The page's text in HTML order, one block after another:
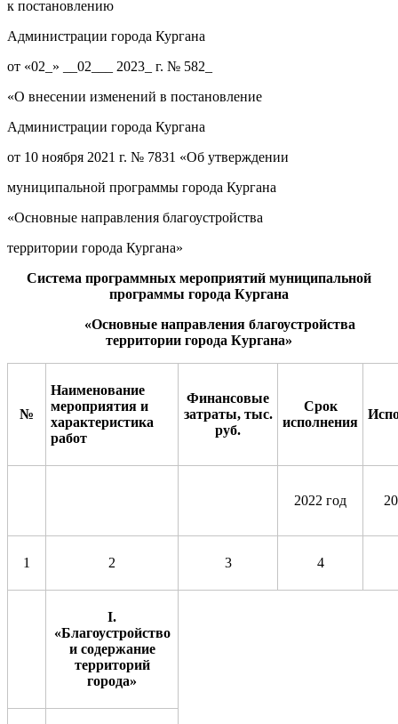
к постановлению
Администрации города Кургана
от «02_» __02___ 2023_ г. № 582_
«О внесении изменений в постановление
Администрации города Кургана
от 10 ноября 2021 г. № 7831 «Об утверждении
муниципальной программы города Кургана
«Основные направления благоустройства
территории города Кургана»
Система программных мероприятий муниципальной
программы города Кургана
«Основные направления благоустройства
территории города Кургана»
№
Наименование
мероприятия и
характеристика
работ
Финансовые
затраты, тыс.
руб.
Срок
исполнения
2022 год
1 2 3 4
I.
«Благоустройство
и содержание
территорий
города»